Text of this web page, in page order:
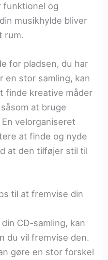
funktionel og
musikhylde bliver
rum.
for pladsen, du har
en stor samling, kan
finde kreative måder
at bruge
velorganiseret
at finde og nyde
at den tilføjer stil til
til at fremvise din
CD-samling, kan
du vil fremvise den.
gøre en stor forskel